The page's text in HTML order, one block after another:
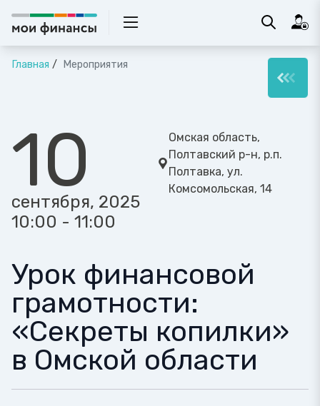
Главная Мероприятия
10
сентября, 2025
10:00 - 11:00
Омская область,
Полтавский р-н, р.п.
Полтавка, ул.
Комсомольская, 14
Урок финансовой
грамотности:
«Секреты копилки»
в Омской области